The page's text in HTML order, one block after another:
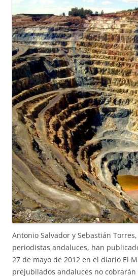
Antonio Salvador y Sebastián
periodistas andaluces, han
27 de mayo de 2012 en el diario El
prejubilados andaluces no cobrarán